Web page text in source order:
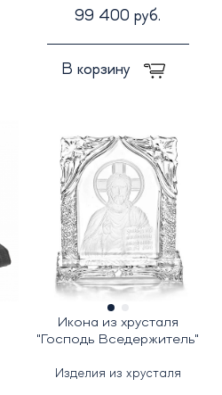
99 400 руб.
В корзину
Икона из хрусталя
"Господь Вседержитель"
Изделия из хрусталя